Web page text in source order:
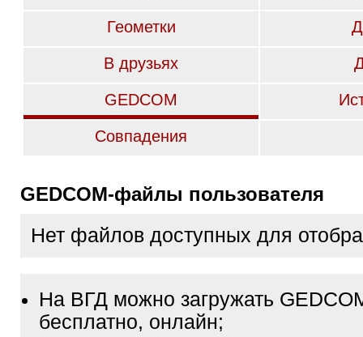
Геометки
В друзьях
GEDCOM
Совпадения
GEDCOM-файлы пользователя
Нет файлов доступных для
На ВГД можно загружать
бесплатно, онлайн;